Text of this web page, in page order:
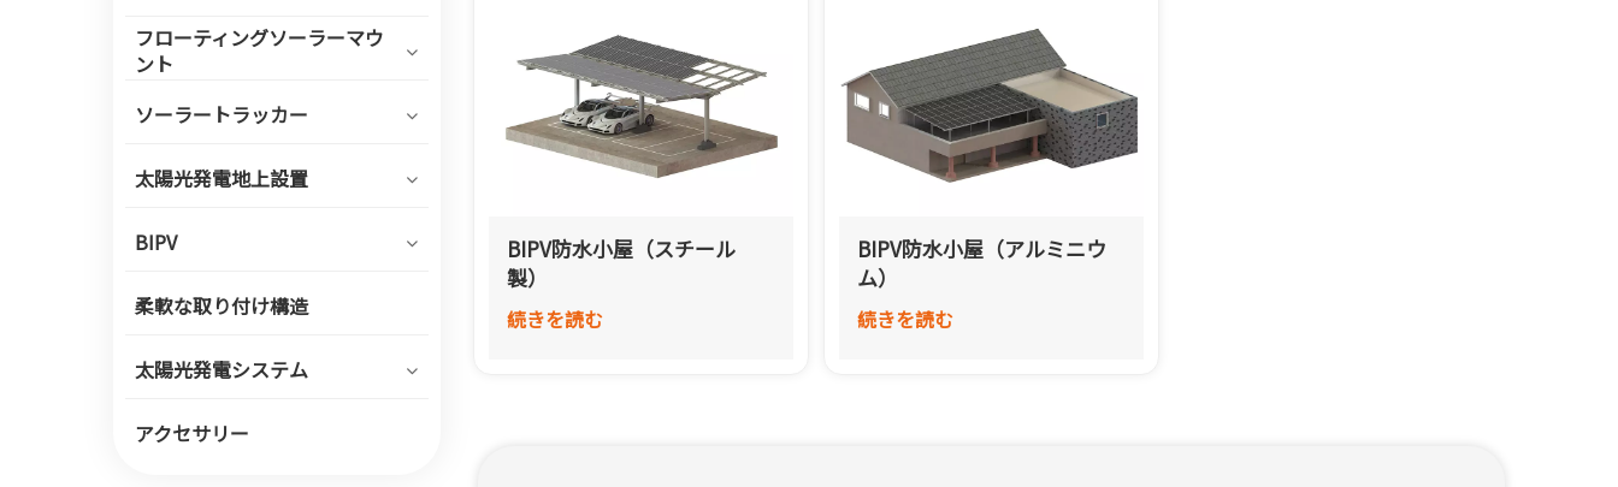
フローティングソーラーマウ
ント
ソーラートラッカー
太陽光発電地上設置
BIPV
柔軟な取り付け構造
太陽光発電システム
アクセサリー
BIPV防水小屋（スチール
製）
続きを読む
BIPV防水小屋（アルミニウ
ム）
続きを読む